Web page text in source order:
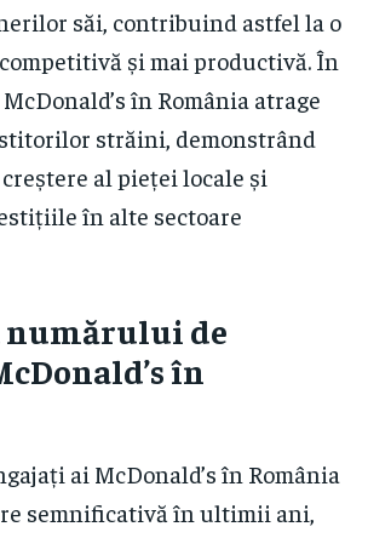
săi, contribuind astfel la o
și mai productivă. În
în România atrage
străini, demonstrând
al pieței locale și
în alte sectoare
numărului de
în
ai McDonald’s în România
semnificativă în ultimii ani,